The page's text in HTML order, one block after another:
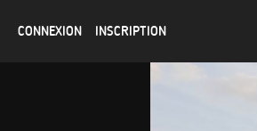
CONNEXION INSCRIPTION